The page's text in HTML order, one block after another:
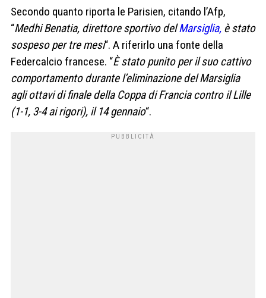
Secondo quanto riporta le Parisien, citando l’Afp,
“Medhi Benatia, direttore sportivo delMarsiglia, è stato
sospeso per tre mesi“. A riferirlo una fonte della
Federcalcio francese. “È stato punito per il suo cattivo
comportamento durante l’eliminazione del Marsiglia
agli ottavi di finale della Coppa di Francia contro il Lille
(1-1, 3-4 ai rigori), il 14 gennaio“.